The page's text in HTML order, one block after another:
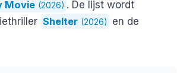
Movie (2026) . De lijst wordt
Shelter (2026)
en de